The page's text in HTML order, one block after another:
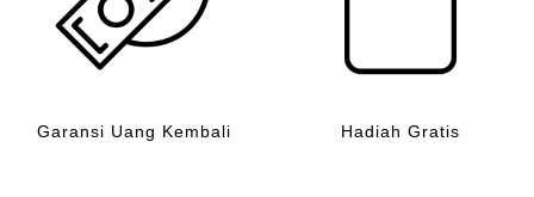
Garansi Uang Kembali Hadiah Gratis